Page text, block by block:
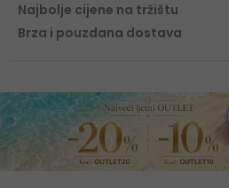
Najbolje cijene na tržištu
Brza i pouzdana dostava